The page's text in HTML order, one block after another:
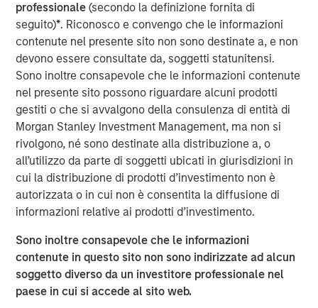
professionale(secondo la definizione fornita di
seguito)*. Riconosco e convengo che le informazioni
contenute nel presente sito non sono destinate a, e non
devono essere consultate da, soggetti statunitensi.
Sono inoltre consapevole che le informazioni contenute
nel presente sito possono riguardare alcuni prodotti
gestiti o che si avvalgono della consulenza di entità di
Morgan Stanley Investment Management, ma non si
rivolgono, né sono destinate alla distribuzione a, o
all’utilizzo da parte di soggetti ubicati in giurisdizioni in
cui la distribuzione di prodotti d’investimento non è
autorizzata o in cui non è consentita la diffusione di
informazioni relative ai prodotti d’investimento.
Sono inoltre consapevole che le informazioni
contenute in questo sito non sono indirizzate ad alcun
soggetto diverso da un investitore professionale nel
paese in cui si accede al sito web.
Understanding Fee Netting
Performance fee netting involves offsetting the returns of
multiple funds and paying fees on the netted return.
Traditionally, it is believed that this approach allows
underperforming funds to dilute the aggregate gross
return, thereby reducing the total performance fee paid
by investors. However, our research reveals that the
presence of catch-up provisions can alter this dynamic
significantly. When catch-up is steep, netting can
inadvertently increase overall fees by lifting weaker
performing funds into the catch-up zone, where
performance fees accumulate more rapidly.
We have developed a model to measure the impact of fee
netting under various scenarios, demonstrating that
catch-up provisions can create a concave region in the
performance fee function. This means that netting can